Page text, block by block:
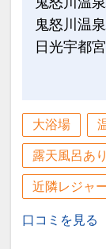
鬼怒川温
日光宇都
大浴場
露天風呂あり
近隣レジャ
口コミを見る